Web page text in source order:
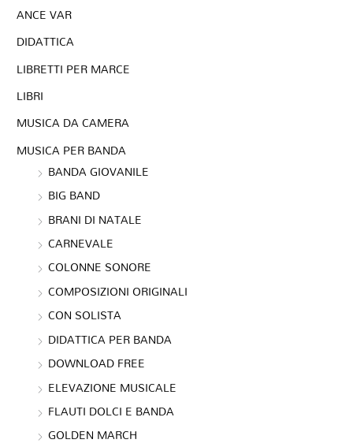
ANCE VAR
DIDATTICA
LIBRETTI PER MARCE
LIBRI
MUSICA DA CAMERA
MUSICA PER BANDA
BANDA GIOVANILE
BIG BAND
BRANI DI NATALE
CARNEVALE
COLONNE SONORE
COMPOSIZIONI ORIGINALI
CON SOLISTA
DIDATTICA PER BANDA
DOWNLOAD FREE
ELEVAZIONE MUSICALE
FLAUTI DOLCI E BANDA
GOLDEN MARCH